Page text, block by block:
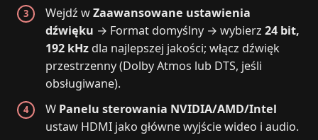
Wejdź wZaawansowane ustawienia
dźwięku → Format domyślny → wybierz24 bit,
192 kHz dla najlepszej jakości; włącz dźwięk
przestrzenny (Dolby Atmos lub DTS, jeśli
obsługiwane).
W Panelu sterowania NVIDIA/AMD/Intel
ustaw HDMI jako główne wyjście wideo i audio.